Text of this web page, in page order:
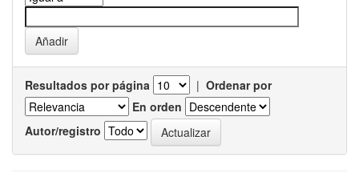
Resultados por página | Ordenar por
En orden
Autor/registro